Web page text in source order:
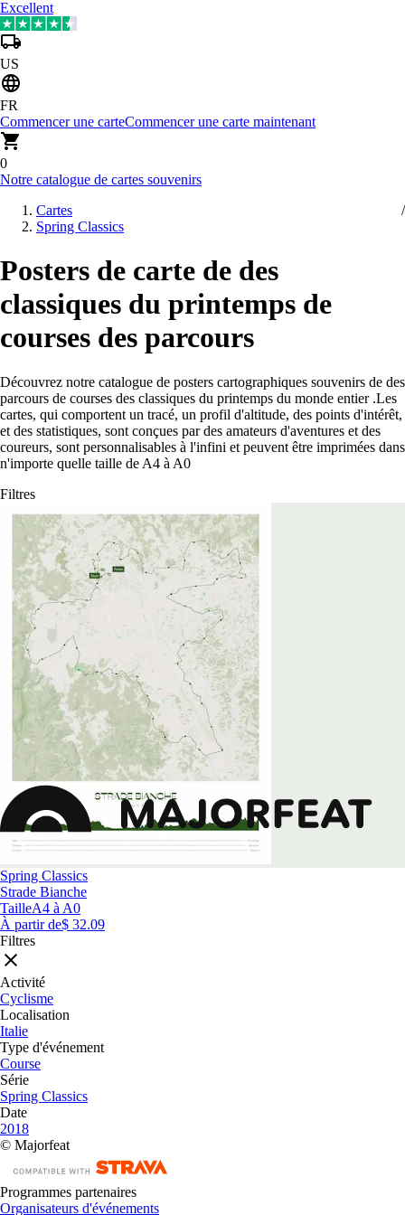
Excellent
US
FR
Commencer une carteCommencer une carte maintenant
0
Notre catalogue de cartes souvenirs
Cartes
Spring Classics
Posters de carte de des
classiques du printemps de
courses des parcours
Découvrez notre catalogue de posters cartographiques souvenirs de des
parcours de courses des classiques du printemps du monde entier .Les
cartes, qui comportent un tracé, un profil d'altitude, des points d'intérêt,
et des statistiques, sont conçues par des amateurs d'aventures et des
coureurs, sont personnalisables à l'infini et peuvent être imprimées dans
n'importe quelle taille de A4 à A0
Filtres
Spring Classics
Strade Bianche
TailleA4 à A0
À partir de$ 32.09
Filtres
Activité
Cyclisme
Localisation
Italie
Type d'événement
Course
Série
Spring Classics
Date
2018
© Majorfeat
Programmes partenaires
Organisateurs d'événements